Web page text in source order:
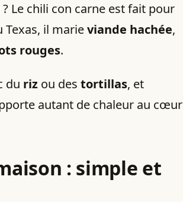
Le chili con carne est fait pour
il marieviande hachée,
rouges.
du riz ou des tortillas, et
autant de chaleur au cœur
: simple et